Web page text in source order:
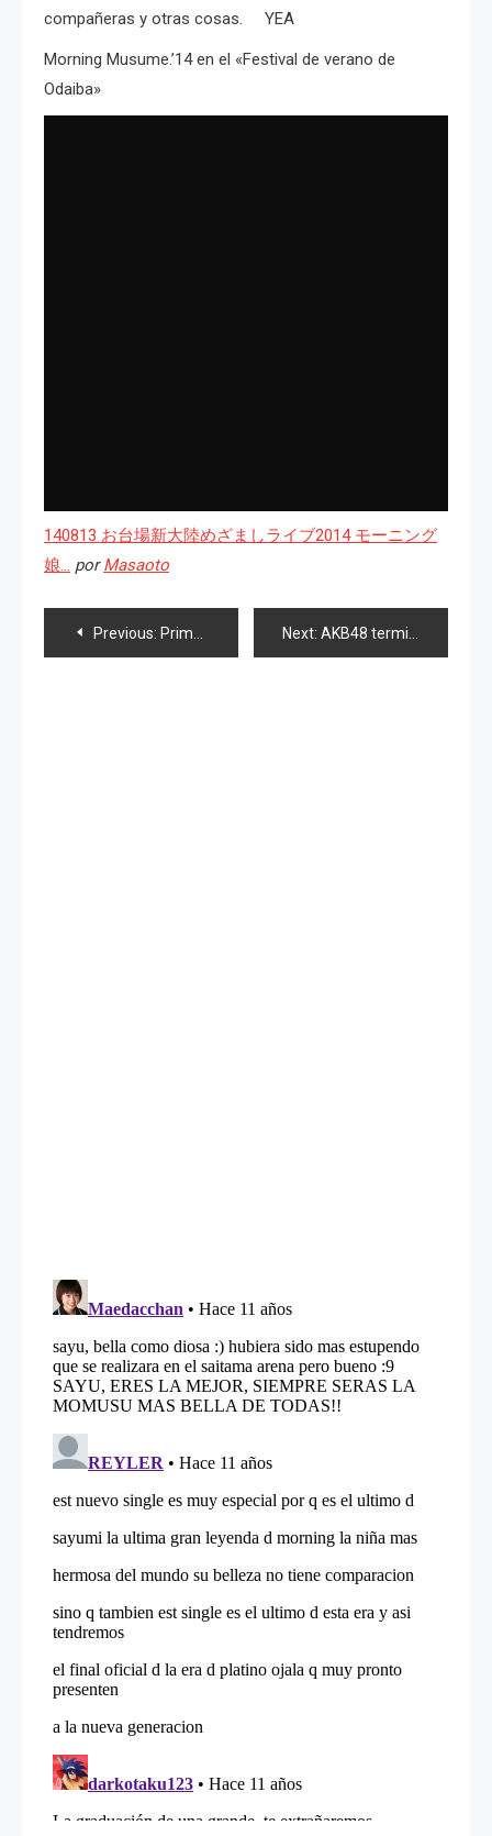
compañeras y otras cosas. YEA
Morning Musume.’14 en el «Festival de verano de
Odaiba»
140813 お台場新大陸めざましライブ2014 モーニング
娘… porMasaoto
Navegación
Previous: Primer álbum de «Sunmyu» y debut major de «Akamaru DASH☆» Next: AKB48 terminará gira prefectural este año y news 48